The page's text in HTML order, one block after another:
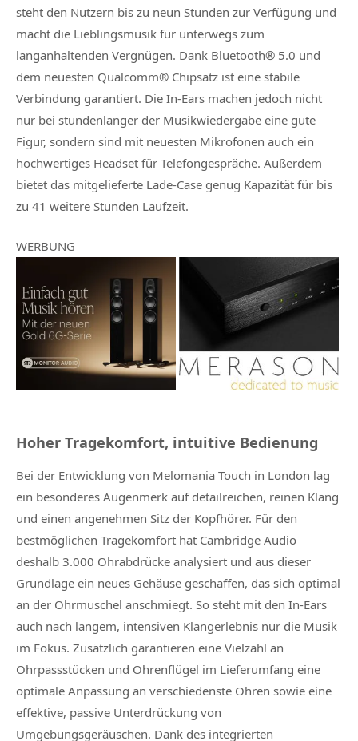
steht den Nutzern bis zu neun Stunden zur Verfügung und
macht die Lieblingsmusik für unterwegs zum
langanhaltenden Vergnügen. Dank Bluetooth® 5.0 und
dem neuesten Qualcomm® Chipsatz ist eine stabile
Verbindung garantiert. Die In-Ears machen jedoch nicht
nur bei stundenlanger der Musikwiedergabe eine gute
Figur, sondern sind mit neuesten Mikrofonen auch ein
hochwertiges Headset für Telefongespräche. Außerdem
bietet das mitgelieferte Lade-Case genug Kapazität für bis
zu 41 weitere Stunden Laufzeit.
WERBUNG
Hoher Tragekomfort, intuitive Bedienung
Bei der Entwicklung von Melomania Touch in London lag
ein besonderes Augenmerk auf detailreichen, reinen Klang
und einen angenehmen Sitz der Kopfhörer. Für den
bestmöglichen Tragekomfort hat Cambridge Audio
deshalb 3.000 Ohrabdrücke analysiert und aus dieser
Grundlage ein neues Gehäuse geschaffen, das sich optimal
an der Ohrmuschel anschmiegt. So steht mit den In-Ears
auch nach langem, intensiven Klangerlebnis nur die Musik
im Fokus. Zusätzlich garantieren eine Vielzahl an
Ohrpassstücken und Ohrenflügel im Lieferumfang eine
optimale Anpassung an verschiedenste Ohren sowie eine
effektive, passive Unterdrückung von
Umgebungsgeräuschen. Dank des integrierten